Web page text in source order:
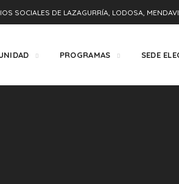
SOCIALES DE LAZAGURRÍA, LODOSA,
PROGRAMAS SEDE